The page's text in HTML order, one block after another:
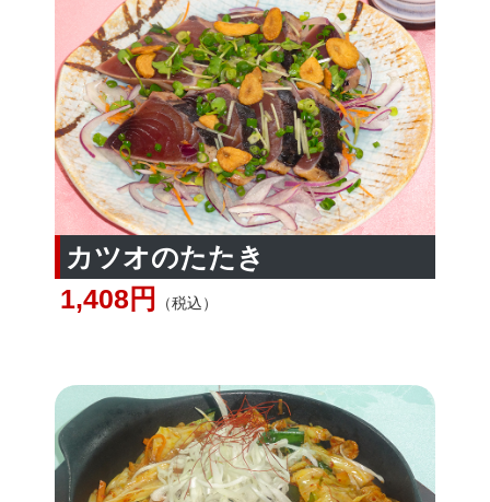
カツオのたたき
1,408円
（税込）